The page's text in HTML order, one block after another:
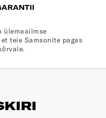
ülemaailmse
teie Samsonite pagas